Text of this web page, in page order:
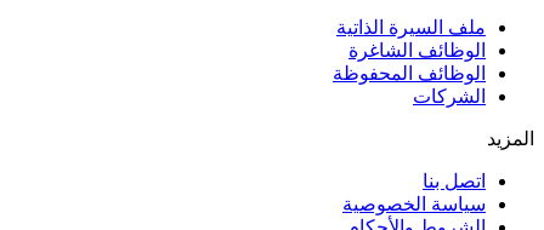
ملف السيرة الذاتية
الوظائف الشاغرة
الوظائف المحفوظة
الشركات
المزيد
اتصل بنا
سياسة الخصوصية